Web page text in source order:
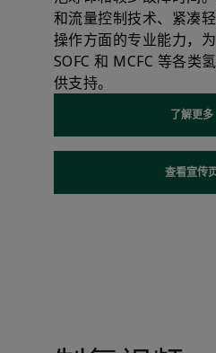
和流量控制技术、紧凑
操作方面的专业能力，为
SOFC 和 MCFC 等各类
供支持。
了解更多
查看宣传